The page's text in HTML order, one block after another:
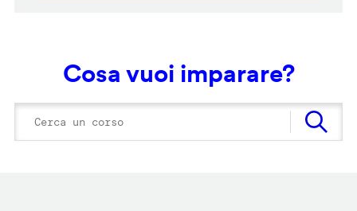
Cosa vuoi imparare?